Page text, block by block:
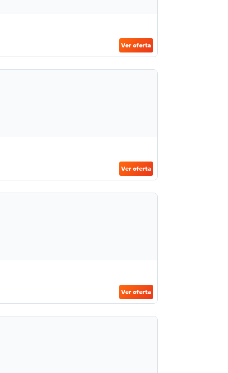
Ver oferta
Ver oferta
Ver oferta